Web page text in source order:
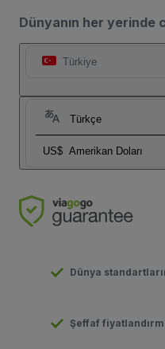
Dünyanın her yerinde
Türkiye
Türkçe
US$ Amerikan Doları
Dünya
Şeffaf